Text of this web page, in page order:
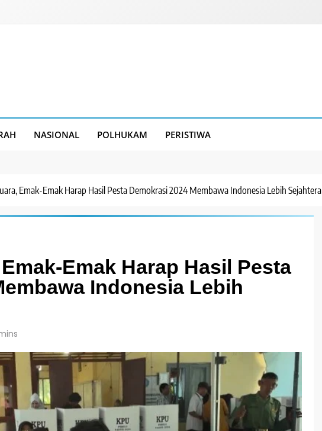
NASIONAL POLHUKAM PERISTIWA
Emak-Emak Harap Hasil Pesta Demokrasi 2024 Membawa Indonesia Lebih Sejahtera
Emak Harap Hasil Pesta
Indonesia Lebih